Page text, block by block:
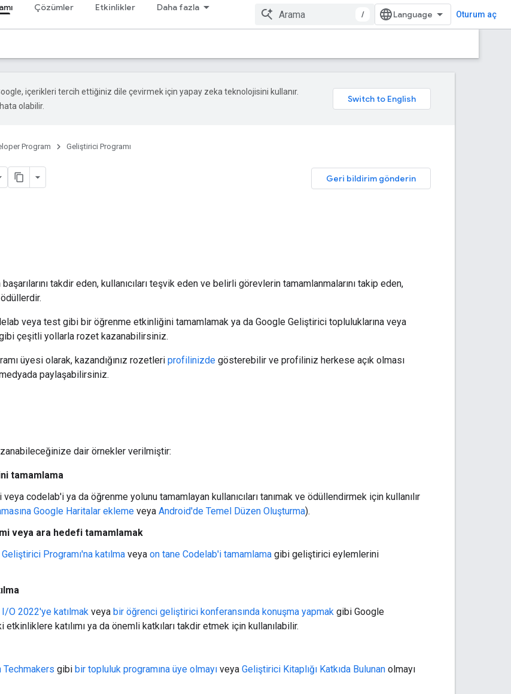
Çözümler Etkinlikler Daha fazla
/ Oturum aç
içerikleri tercih ettiğiniz dile çevirmek için yapay zeka teknolojisini kullanır.
olabilir.
Program Geliştirici Programı
Geri bildirim gönderin
takdir eden, kullanıcıları teşvik eden ve belirli görevlerin tamamlanmalarını takip eden,
veya test gibi bir öğrenme etkinliğini tamamlamak ya da Google Geliştirici topluluklarına veya
gibi çeşitli yollarla rozet kazanabilirsiniz.
üyesi olarak, kazandığınız rozetleri profilinizde gösterebilir ve profiliniz herkese açık olması
paylaşabilirsiniz.
dair örnekler verilmiştir:
tamamlama
veya codelab'i ya da öğrenme yolunu tamamlayan kullanıcıları tanımak ve ödüllendirmek için kullanılır
Google Haritalar ekleme veya Android'de Temel Düzen Oluşturma).
veya ara hedefi tamamlamak
Programı'na katılma veya on tane Codelab'i tamamlama gibi geliştirici eylemlerini
O 2022'ye katılmak veya bir öğrenci geliştirici konferansında konuşma yapmak gibi Google
etkinliklere katılımı ya da önemli katkıları takdir etmek için kullanılabilir.
Techmakers gibi bir topluluk programına üye olmayı veya Geliştirici Kitaplığı Katkıda Bulunan olmayı